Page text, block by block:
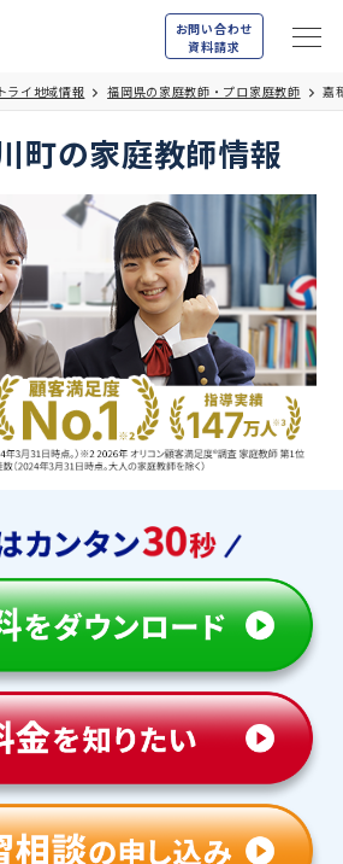
お問い合わせ
資料請求
トライ地域情報 福岡県の家庭教師・プロ家庭教師 嘉
町の家庭教師情報